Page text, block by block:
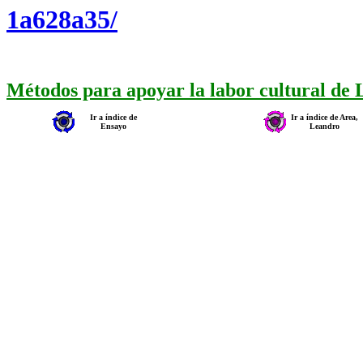
1a628a35/
Métodos para apoyar la labor cultural de
Ir a índice de
Ensayo
Ir a índice de Area,
Leandro